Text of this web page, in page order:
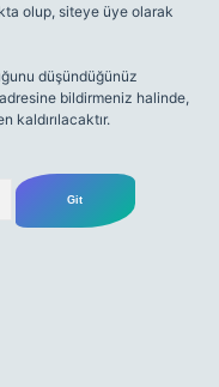
olup, siteye üye olarak
düşündüğünüz
adresine bildirmeniz halinde,
kaldırılacaktır.